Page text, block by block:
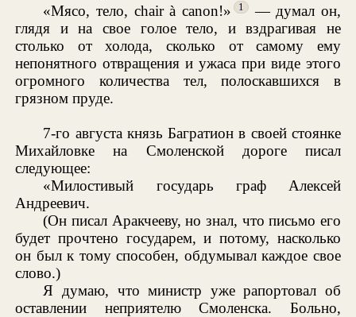
«Мясо, тело, chair à canon!»
1
— думал он,
глядя и на свое голое тело, и вздрагивая не
столько от холода, сколько от самому ему
непонятного отвращения и ужаса при виде этого
огромного количества тел, полоскавшихся в
грязном пруде.
7-го августа князь Багратион в своей стоянке
Михайловке на Смоленской дороге писал
следующее:
«Милостивый государь граф Алексей
Андреевич.
(Он писал Аракчееву, но знал, что письмо его
будет прочтено государем, и потому, насколько
он был к тому способен, обдумывал каждое свое
слово.)
Я думаю, что министр уже рапортовал об
оставлении неприятелю Смоленска. Больно,